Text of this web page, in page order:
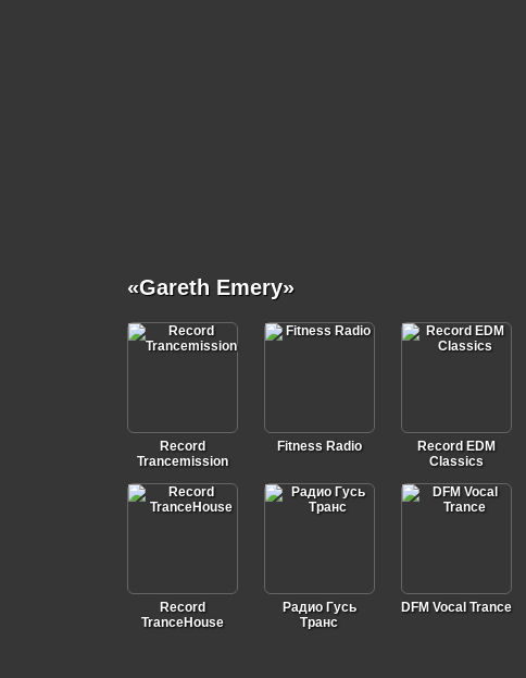
«Gareth Emery»
Record
Trancemission
Fitness Radio
Record EDM
Classics
Record
TranceHouse
Радио Гусь
Транс
DFM Vocal Trance